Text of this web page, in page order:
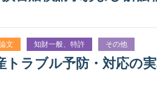
文 知財一般、特許 その他
ラブル予防・対応の